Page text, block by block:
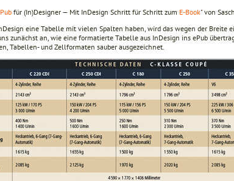
für (In)Designer — Mit InDesign Schritt für Schritt zum E-Book" von
eine Tabelle mit vielen Spalten haben, wird das wegen der Breite
zunächst an, wie eine formatierte Tabelle aus InDesign ins ePub
Tabellen- und Zellformaten sauber ausgezeichnet.